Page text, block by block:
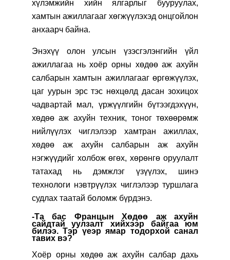
хүлэмжийн хийн ялгарлыг бууруулах,
хамтын ажиллагааг хөгжүүлэхэд онцгойлон
анхаарч байна.
Энэхүү олон улсын үзэсгэлэнгийн үйл
ажиллагаа нь хоёр орны хөдөө аж ахуйн
салбарын хамтын ажиллагааг өргөжүүлэх,
цаг уурын эрс тэс нөхцөлд дасан зохицох
чадвартай мал, үржүүлгийн бүтээгдэхүүн,
хөдөө аж ахуйн техник, тоног төхөөрөмж
нийлүүлэх чиглэлээр хамтран ажиллах,
хөдөө аж ахуйн салбарын аж ахуйн
нэгжүүдийг холбож өгөх, хөрөнгө оруулалт
татахад нь дэмжлэг үзүүлэх, шинэ
технологи нэвтрүүлэх чиглэлээр туршлага
судлах таатай боломж бүрдэнэ.
-Та бас Францын Хөдөө аж ахуйн
сайдтай уулзалт хийхээр байгаа юм
билээ. Тэр үеэр ямар тодорхой санал
тавих вэ?
Хоёр орны хөдөө аж ахуйн салбар дахь